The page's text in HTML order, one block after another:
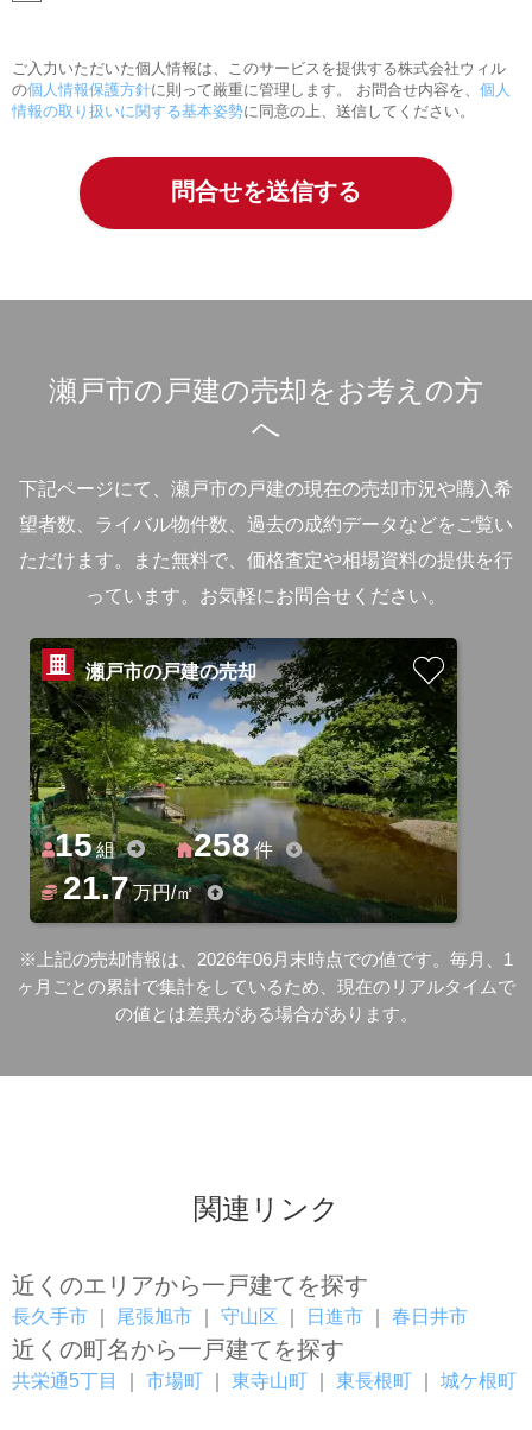
ご入力いただいた個人情報は、このサービスを提供する株式会社ウィル
の個人情報保護方針に則って厳重に管理します。 お問合せ内容を、 個人
情報の取り扱いに関する基本姿勢に同意の上、送信してください。
瀬戸市の戸建の売却をお考えの方
へ
下記ページにて、瀬戸市の戸建の現在の売却市況や購入希
望者数、ライバル物件数、過去の成約データなどをご覧い
ただけます。
また無料で、価格査定や相場資料の提供を行
っています。お気軽にお問合せください。
瀬戸市の戸建の売却
15組 258件
21.7万円/㎡
※上記の売却情報は、2026年06月末時点での値です。毎月、1
ヶ月ごとの累計で集計をしているため、現在のリアルタイムで
の値とは差異がある場合があります。
関連リンク
近くのエリアから一戸建てを探す
長久手市 尾張旭市 守山区 日進市 春日井市
近くの町名から一戸建てを探す
共栄通5丁目 市場町 東寺山町 東長根町 城ケ根町